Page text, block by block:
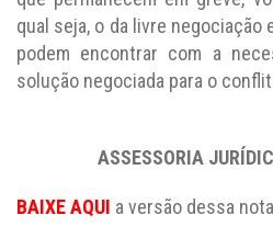
qual seja, o da livre negociação
podem encontrar com a
solução negociada para o
ASSESSORIA
BAIXE AQUI a versão dessa